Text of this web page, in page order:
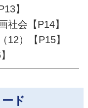
】
会【P14】
）【P15】
ド